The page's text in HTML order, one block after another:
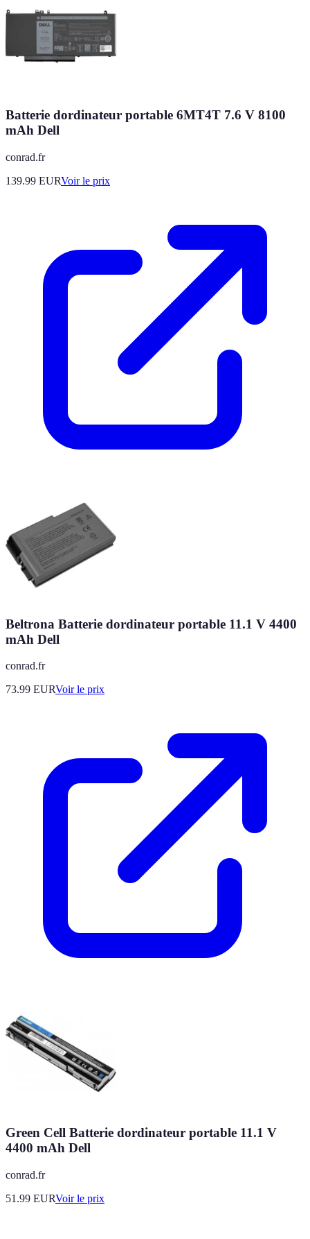
Batterie dordinateur portable 6MT4T 7.6 V 8100
mAh Dell
conrad.fr
139.99 EURVoir le prix
Beltrona Batterie dordinateur portable 11.1 V 4400
mAh Dell
conrad.fr
73.99 EURVoir le prix
Green Cell Batterie dordinateur portable 11.1 V
4400 mAh Dell
conrad.fr
51.99 EURVoir le prix